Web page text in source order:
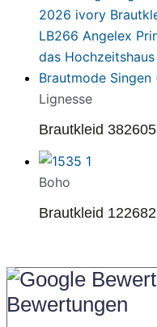
Lignesse
Brautkleid 382605
Boho
Brautkleid 122682
Bewertungen